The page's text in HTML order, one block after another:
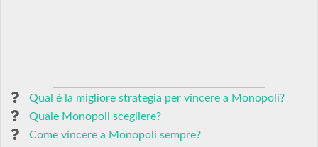
Qual è la migliore strategia per vincere a Monopoli?
Quale Monopoli scegliere?
Come vincere a Monopoli sempre?